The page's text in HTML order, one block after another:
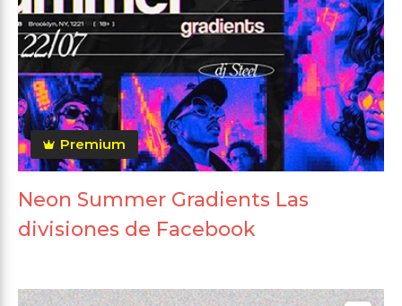
Premium
Neon Summer Gradients Las
divisiones de Facebook